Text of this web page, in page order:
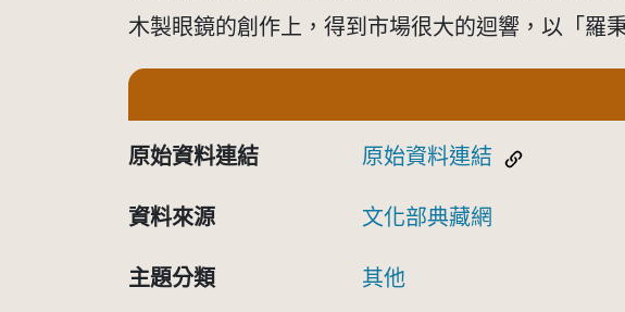
木製眼鏡的創作上，得到市場很大的迴響，以「羅
原始資料連結 原始資料連結
資料來源 文化部典藏網
主題分類 其他